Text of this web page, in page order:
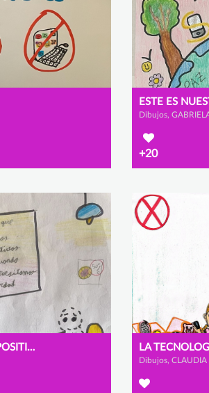
ESTE ES
Dibujos,
+20
NO USES MUCHO LOS DISPOSITIVOS LA
Dibujos, CLAUDIA